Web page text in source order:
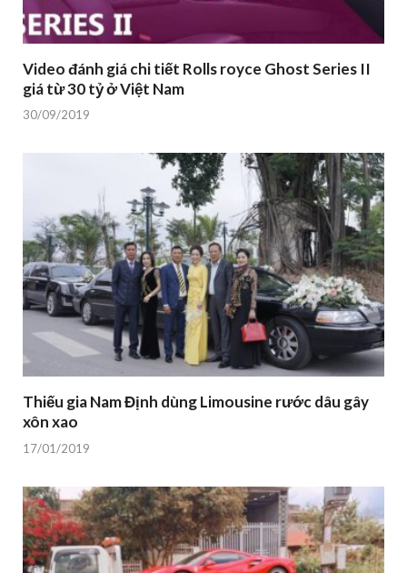
Video đánh giá chi tiết Rolls royce Ghost Series II
giá từ 30 tỷ ở Việt Nam
30/09/2019
Thiếu gia Nam Định dùng Limousine rước dâu gây
xôn xao
17/01/2019